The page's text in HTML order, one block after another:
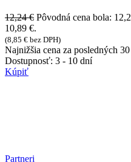
12,24€ Pôvodná cena bola:
10,89 €.
(8,85 € bez DPH)
Najnižšia cena za posledných
Dostupnosť: 3 - 10 dní
Kúpiť
Partneri